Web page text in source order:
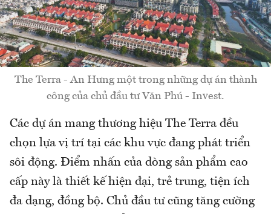
The Terra - An Hưng một trong những dự án thành
công của chủ đầu tư Văn Phú - Invest.
Các dự án mang thương hiệu The Terra đều
chọn lựa vị trí tại các khu vực đang phát triển
sôi động. Điểm nhấn của dòng sản phẩm cao
cấp này là thiết kế hiện đại, trẻ trung, tiện ích
đa dạng, đồng bộ. Chủ đầu tư cũng tăng cường